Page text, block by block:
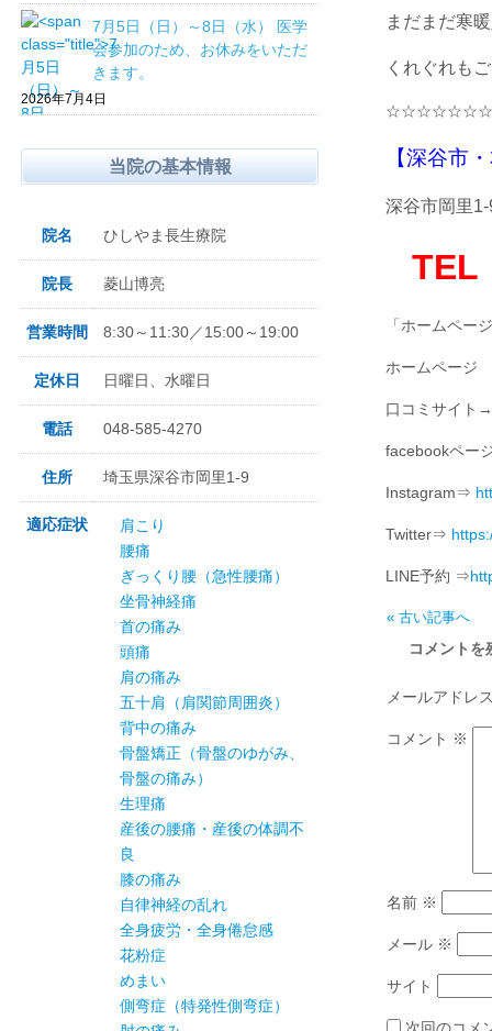
まだまだ寒
くれぐれも
【深谷市
深谷市岡里
TEL
「ホームペー
ホームページ
口コミサイト→
facebookペー
Instagram⇒
Twitter⇒
LINE予約 ⇒
« 古い記事へ
コメントを
メールアドレ
コメント ※
名前 ※
メール ※
サイト
7月5日（日）～8日（水） 医学
会参加のため、お休みをいただ
きます。
2026年7月4日
当院の基本情報
院名 ひしやま長生療院
院長 菱山博亮
営業時間 8:30～11:30／15:00～19:00
定休日 日曜日、水曜日
電話 048-585-4270
住所 埼玉県深谷市岡里1-9
適応症状
肩こり
腰痛
ぎっくり腰（急性腰痛）
坐骨神経痛
首の痛み
頭痛
肩の痛み
五十肩（肩関節周囲炎）
背中の痛み
骨盤矯正（骨盤のゆがみ、
骨盤の痛み）
生理痛
産後の腰痛・産後の体調不
良
膝の痛み
自律神経の乱れ
全身疲労・全身倦怠感
花粉症
めまい
側弯症（特発性側弯症）